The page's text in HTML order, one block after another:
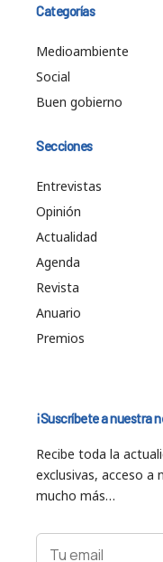
Categorías
Medioambiente
Social
Buen gobierno
Secciones
Entrevistas
Opinión
Actualidad
Agenda
Revista
Anuario
Premios
¡Suscríbete a nuestra
Recibe toda la
exclusivas, acceso a
mucho más…